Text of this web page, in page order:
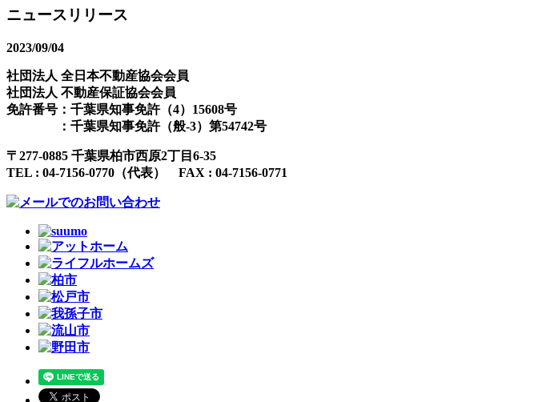
ニュースリリース
2023/09/04
社団法人 全日本不動産協会会員
社団法人 不動産保証協会会員
免許番号：千葉県知事免許（4）15608号
：千葉県知事免許（般-3）第54742号
〒 277-0885 千葉県柏市西原2丁目6-35
TEL : 04-7156-0770 （代表） FAX : 04-7156-0771